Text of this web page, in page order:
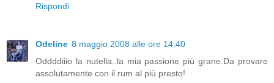
Rispondi
Odeline 8 maggio 2008 alle ore 14:40
Oddddiiio la nutella..la mia passione più grane.Da provare
assolutamente con il rum al più presto!